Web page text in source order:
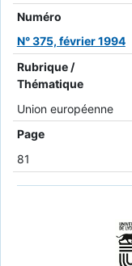
Numéro
N° 375, février 1994
Rubrique /
Thématique
Union européenne
Page
81